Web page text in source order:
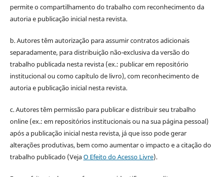
permite o compartilhamento do trabalho com reconhecimento da
autoria e publicação inicial nesta revista.
b. Autores têm autorização para assumir contratos adicionais
separadamente, para distribuição não-exclusiva da versão do
trabalho publicada nesta revista (ex.: publicar em repositório
institucional ou como capítulo de livro), com reconhecimento de
autoria e publicação inicial nesta revista.
c. Autores têm permissão para publicar e distribuir seu trabalho
online (ex.: em repositórios institucionais ou na sua página pessoal)
após a publicação inicial nesta revista, já que isso pode gerar
alterações produtivas, bem como aumentar o impacto e a citação do
trabalho publicado (VejaO Efeito do Acesso Livre).